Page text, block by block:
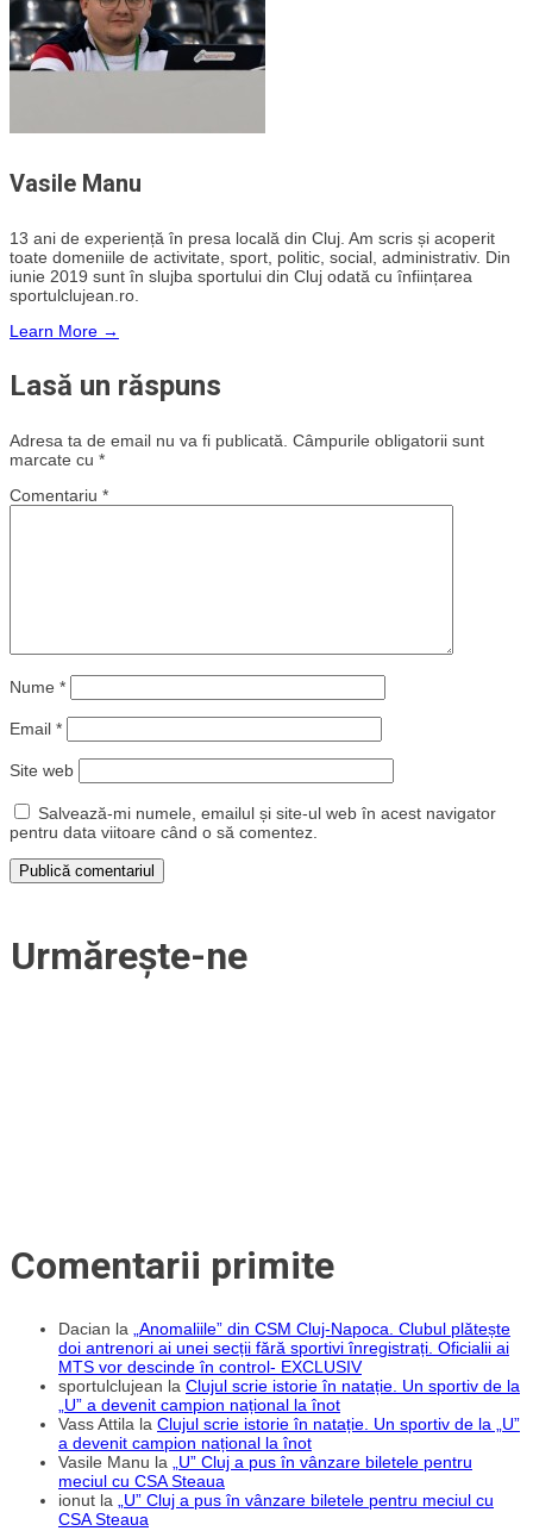
Vasile Manu
13 ani de experiență în presa locală din Cluj. Am scris și acoperit
toate domeniile de activitate, sport, politic, social, administrativ. Din
iunie 2019 sunt în slujba sportului din Cluj odată cu înființarea
sportulclujean.ro.
Learn More →
Lasă un răspuns
Adresa ta de email nu va fi publicată. Câmpurile obligatorii sunt
marcate cu *
Comentariu *
Nume *
Email *
Site web
Salvează-mi numele, emailul și site-ul web în acest navigator
pentru data viitoare când o să comentez.
Urmărește-ne
Comentarii primite
Dacian la „Anomaliile” din CSM Cluj-Napoca. Clubul plătește
doi antrenori ai unei secții fără sportivi înregistrați. Oficialii ai
MTS vor descinde în control- EXCLUSIV
sportulclujean la Clujul scrie istorie în natație. Un sportiv de la
„U” a devenit campion național la înot
Vass Attila la Clujul scrie istorie în natație. Un sportiv de la „U”
a devenit campion național la înot
Vasile Manu la „U” Cluj a pus în vânzare biletele pentru
meciul cu CSA Steaua
ionut la „U” Cluj a pus în vânzare biletele pentru meciul cu
CSA Steaua